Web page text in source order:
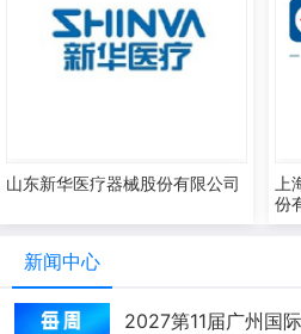
山东新华医疗器械股份有限公司
份
新闻中心
2027第11届广州国